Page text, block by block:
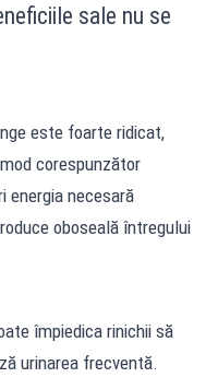
sale nu se
este foarte ridicat,
corespunzător
energia necesară
oboseală întregului
împiedica rinichii să
urinarea frecventă.